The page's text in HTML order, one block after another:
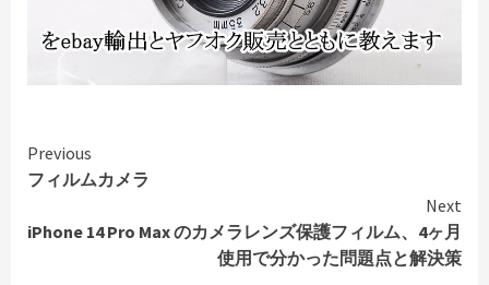
Continue
Reading
Previous
フィルムカメラ
Next
iPhone 14 Pro Max のカメラレンズ保護フィルム、4ヶ月
使用で分かった問題点と解決策